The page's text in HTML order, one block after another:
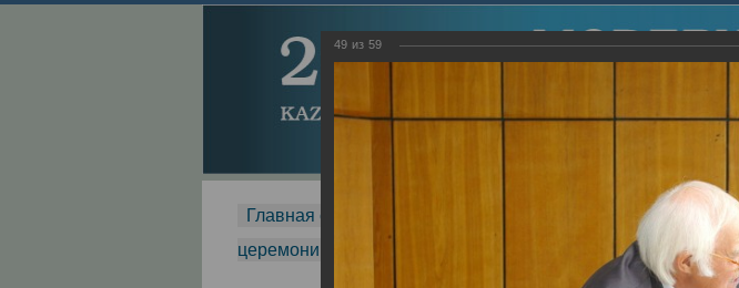
Главная страница
Международная
церемонии вручения премии Zavoisky Award
- 2007 г.
49 из 59